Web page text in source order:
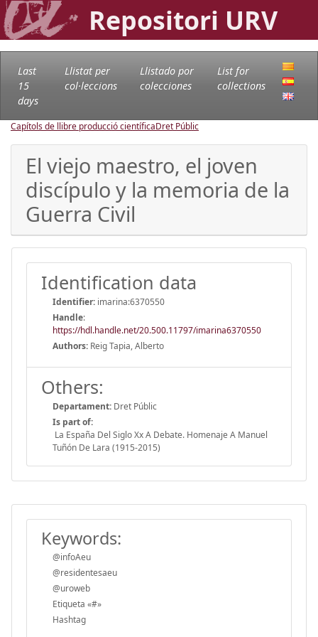
Repositori URV
Last
15
days
Llistat per
col·leccions
Llistado por
colecciones
List for
collections
Capítols de llibre producció científicaDret Públic
El viejo maestro, el joven
discípulo y la memoria de la
Guerra Civil
Identification data
Identifier: imarina:6370550
Handle:
https://hdl.handle.net/20.500.11797/imarina6370550
Authors: Reig Tapia, Alberto
Others:
Departament: Dret Públic
Is part of:
La España Del Siglo Xx A Debate. Homenaje A Manuel
Tuñón De Lara (1915-2015)
Keywords:
@infoAeu
@residentesaeu
@uroweb
Etiqueta «#»
Hashtag